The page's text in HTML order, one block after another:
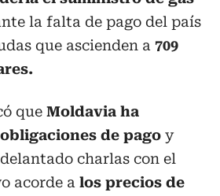
la falta de pago del país
que ascienden a 709
que Moldavia ha
de pago y
charlas con el
acorde a los precios de